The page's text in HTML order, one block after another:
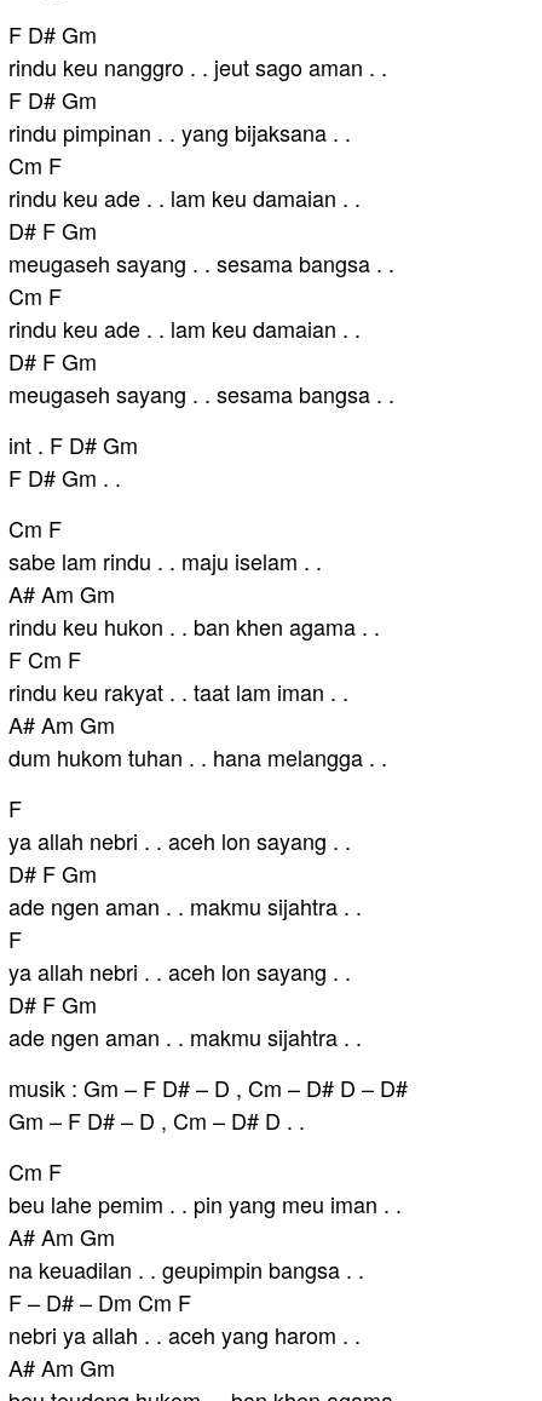
F D# Gm
rindu keu nanggro . . jeut sago aman . .
F D# Gm
rindu pimpinan . . yang bijaksana . .
Cm F
rindu keu ade . . lam keu damaian . .
D# F Gm
meugaseh sayang . . sesama bangsa . .
Cm F
rindu keu ade . . lam keu damaian . .
D# F Gm
meugaseh sayang . . sesama bangsa . .
int . F D# Gm
F D# Gm . .
Cm F
sabe lam rindu . . maju iselam . .
A# Am Gm
rindu keu hukon . . ban khen agama . .
F Cm F
rindu keu rakyat . . taat lam iman . .
A# Am Gm
dum hukom tuhan . . hana melangga . .
F
ya allah nebri . . aceh lon sayang . .
D# F Gm
ade ngen aman . . makmu sijahtra . .
F
ya allah nebri . . aceh lon sayang . .
D# F Gm
ade ngen aman . . makmu sijahtra . .
musik : Gm – F D# – D , Cm – D# D – D#
Gm – F D# – D , Cm – D# D . .
Cm F
beu lahe pemim . . pin yang meu iman . .
A# Am Gm
na keuadilan . . geupimpin bangsa . .
F – D# – Dm Cm F
nebri ya allah . . aceh yang harom . .
A# Am Gm